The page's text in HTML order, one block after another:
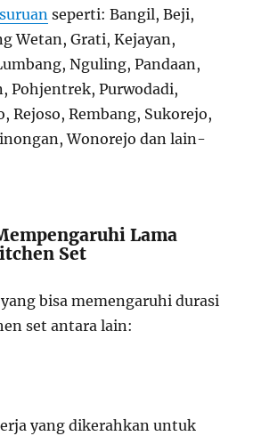
seperti: Bangil, Beji,
Wetan, Grati, Kejayan,
Nguling, Pandaan,
Pohjentrek, Purwodadi,
Rejoso, Rembang, Sukorejo,
Wonorejo dan lain-
Lama
Set
bisa memengaruhi durasi
set antara lain:
yang dikerahkan untuk